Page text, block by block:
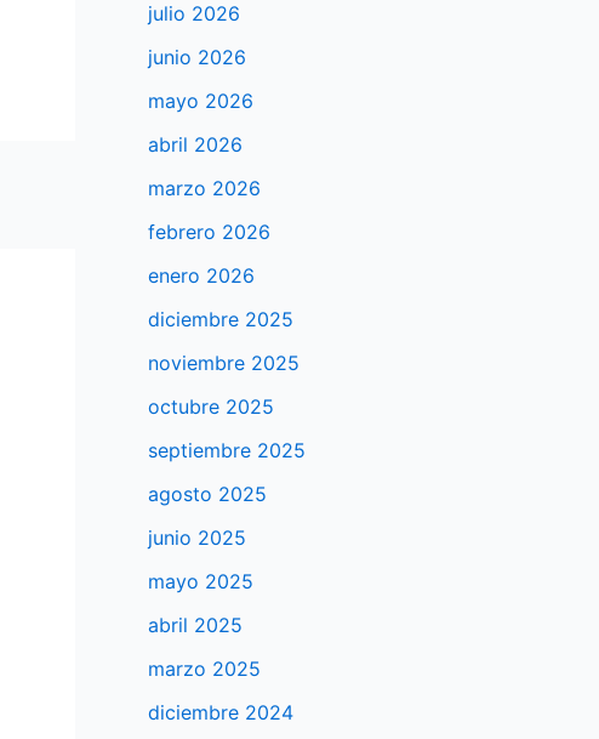
julio 2026
junio 2026
mayo 2026
abril 2026
marzo 2026
febrero 2026
enero 2026
diciembre 2025
noviembre 2025
octubre 2025
septiembre 2025
agosto 2025
junio 2025
mayo 2025
abril 2025
marzo 2025
diciembre 2024